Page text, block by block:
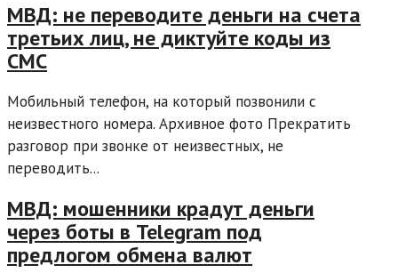
МВД: не переводите деньги на счета
третьих лиц, не диктуйте коды из
СМС
Мобильный телефон, на который позвонили с
неизвестного номера. Архивное фото Прекратить
разговор при звонке от неизвестных, не
переводить...
МВД: мошенники крадут деньги
через боты в Telegram под
предлогом обмена валют